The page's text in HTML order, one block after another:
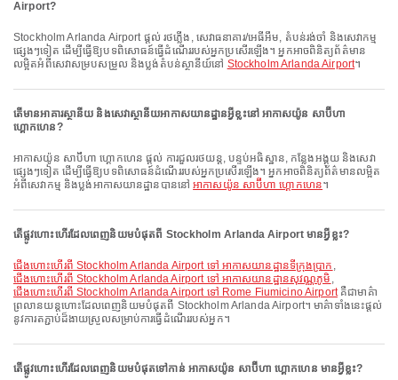
Airport?
Stockholm Arlanda Airport ផ្តល់ រថភ្លើង, សេវាធនាគារ/អេធីអឹម, តំបន់រង់ចាំ និងសេវាកម្ម
ផ្សេងៗទៀត ដើម្បីធ្វើឱ្យបទពិសោធន៍ធ្វើដំណើររបស់អ្នកប្រសើរឡើង។ អ្នកអាចពិនិត្យព័ត៌មាន
លម្អិតអំពីសេវាសម្របសម្រួល និងប្លង់តំបន់ស្ថានីយ៍នៅ Stockholm Arlanda Airport។
តើមានអាគារស្ថានីយ និងសេវាស្ថានីយអាកាសយានដ្ឋានអ្វីខ្លះនៅ អាកាសយ៉ូន សាប៊ីហា
ហ្គោកហេន?
អាកាសយ៉ូន សាប៊ីហា ហ្គោកហេន ផ្តល់ ការជួលរថយន្ត, បន្ទប់អធិស្ឋាន, កន្លែងអង្គុយ និងសេវា
ផ្សេងៗទៀត ដើម្បីធ្វើឱ្យបទពិសោធន៍ដំណើររបស់អ្នកប្រសើរឡើង។ អ្នកអាចពិនិត្យព័ត៌មានលម្អិត
អំពីសេវាកម្ម និងប្លង់អាកាសយានដ្ឋានបាននៅអាកាសយ៉ូន សាប៊ីហា ហ្គោកហេន។
តើផ្លូវហោះហើរដែលពេញនិយមបំផុតពី Stockholm Arlanda Airport មានអ្វីខ្លះ?
ជើងហោះហើរពី Stockholm Arlanda Airport ទៅ អាកាសយានដ្ឋានទីក្រុងប្រាក ,
ជើងហោះហើរពី Stockholm Arlanda Airport ទៅ អាកាសយានដ្ឋានសុវណ្ណភូមិ ,
ជើងហោះហើរពី Stockholm Arlanda Airport ទៅ Rome Fiumicino Airportគឺជាមាគ៌ា
ព្រលានយន្តហោះដែលពេញនិយមបំផុតពី Stockholm Arlanda Airport។ មាគ៌ាទាំងនេះផ្តល់
នូវការតភ្ជាប់ដ៏ងាយស្រួលសម្រាប់ការធ្វើដំណើររបស់អ្នក។
តើផ្លូវហោះហើរដែលពេញនិយមបំផុតទៅកាន់ អាកាសយ៉ូន សាប៊ីហា ហ្គោកហេន មានអ្វីខ្លះ?